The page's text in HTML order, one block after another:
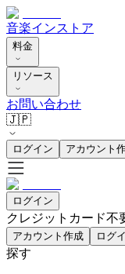
音楽インストア
料金
リソース
お問い合わせ
🇯🇵
ログイン アカウント
ログイン
クレジットカード不
アカウント作成 ログ
探す